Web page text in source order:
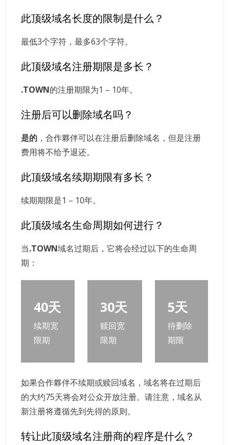
此顶级域名长度的限制是什么？
最低3个字符，最多63个字符。
此顶级域名注册期限是多长？
.TOWN的注册期限为1 – 10年。
注册后可以删除域名吗？
是的 ，合作夥伴可以在注册后删除域名，但是注册
费用将不给予退还。
此顶级域名续期期限有多长？
续期期限是1 – 10年。
此顶级域名生命周期如何进行？
当.TOWN域名过期后，它将会经过以下的生命周
期：
40天
续期宽
限期
30天
赎回宽
限期
5天
待删除
期限
如果合作夥伴不续期或赎回域名，域名将在过期后
的大约75天将会对公众开放注册。请注意，域名从
新注册将遵循先到先得的原则。
转让此顶级域名注册商的程序是什么？